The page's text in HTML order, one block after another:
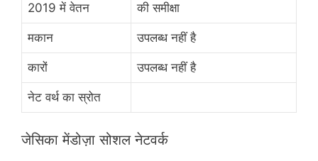
2019 में वेतन की समीक्षा
मकान उपलब्ध नहीं है
कारों उपलब्ध नहीं है
नेट वर्थ का स्रोत
जेसिका मेंडोज़ा सोशल नेटवर्क